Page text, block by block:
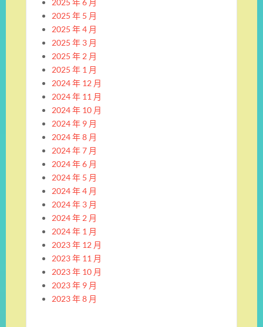
2025 年 5 月
2025 年 4 月
2025 年 3 月
2025 年 2 月
2025 年 1 月
2024 年 12 月
2024 年 11 月
2024 年 10 月
2024 年 9 月
2024 年 8 月
2024 年 7 月
2024 年 6 月
2024 年 5 月
2024 年 4 月
2024 年 3 月
2024 年 2 月
2024 年 1 月
2023 年 12 月
2023 年 11 月
2023 年 10 月
2023 年 9 月
2023 年 8 月